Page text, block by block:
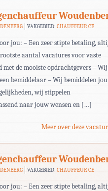
VAKGEBIED:CHAUFFEUR CE
jou: – Een zeer stipte betaling,
aantal vacatures voor vaste
de mooiste opdrachtgevers – Wij
bemiddelaar – Wij bemiddelen jou
wij stippelen
naar jouw wensen en […]
Meer over deze
VAKGEBIED:CHAUFFEUR CE
jou: – Een zeer stipte betaling,